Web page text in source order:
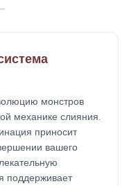
монстров
механике слияния.
приносит
вашего
поддерживает